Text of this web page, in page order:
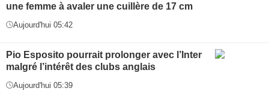
une femme à avaler une cuillère de 17 cm
Aujourd'hui 05:42
Pio Esposito pourrait prolonger avec l’Inter
malgré l’intérêt des clubs anglais
Aujourd'hui 05:39